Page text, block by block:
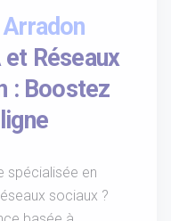
et Réseaux
: Boostez
spécialisée en
sociaux ?